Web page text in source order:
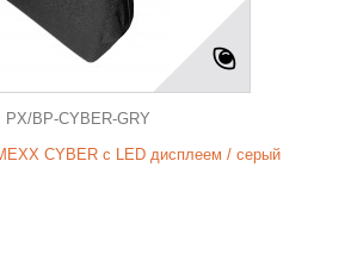
PX/BP-CYBER-GRY
CYBER с LED дисплеем / серый